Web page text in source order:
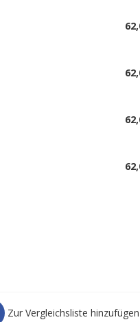
Zur Vergleichsliste hinzufügen